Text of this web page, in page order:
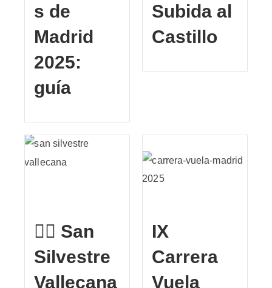
s de
Madrid
2025:
guía
Subida al
Castillo
🏃‍♂️ San
Silvestre
Vallecana
IX
Carrera
Vuela